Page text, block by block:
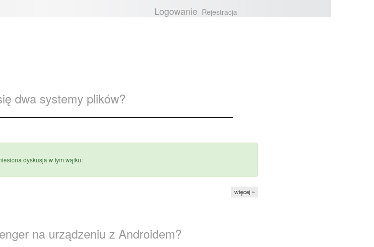
Logowanie Rejestracja
dwa systemy plików?
dyskusja w tym wątku:
więcej »
na urządzeniu z Androidem?